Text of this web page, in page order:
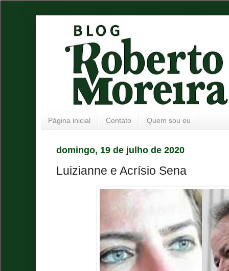
Página inicial Contato Quem sou eu
domingo, 19 de julho de 2020
Luizianne e Acrísio Sena